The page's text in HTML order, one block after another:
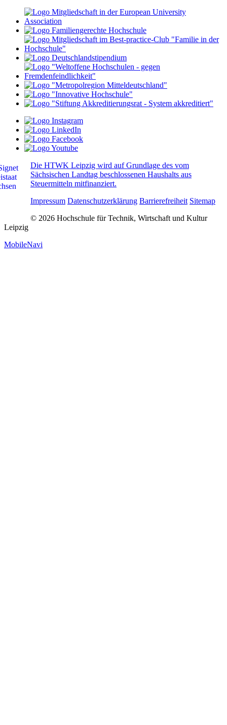
Die HTWK Leipzig wird auf Grundlage des vom
Sächsischen Landtag beschlossenen Haushalts aus
Steuermitteln mitfinanziert.
Impressum Datenschutzerklärung Barrierefreiheit Sitemap
© 2026 Hochschule für Technik, Wirtschaft und Kultur
Leipzig
MobileNavi